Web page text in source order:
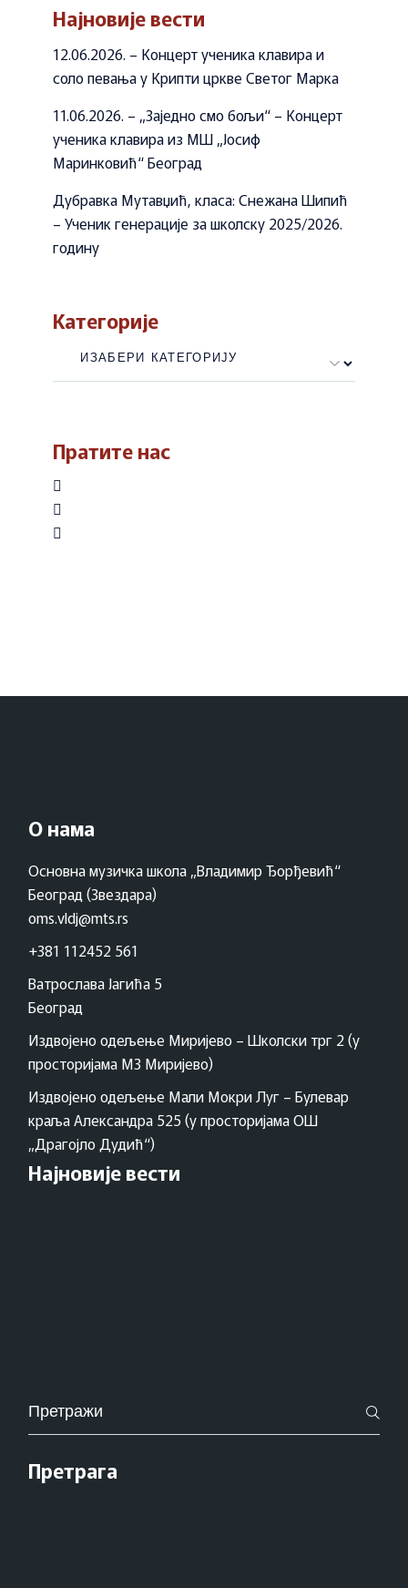
Најновије вести
12.06.2026. – Концерт ученика клавира и
соло певања у Крипти цркве Светог Марка
11.06.2026. – „Заједно смо бољи“ – Концерт
ученика клавира из МШ „Јосиф
Маринковић“ Београд
Дубравка Мутавџић, класа: Снежана Шипић
– Ученик генерације за школску 2025/2026.
годину
Категорије
Категорије
Пратите нас
О нама
Основна музичка школа „Владимир Ђорђевић“
Београд (Звездара)
oms.vldj@mts.rs
+381 112452 561
Ватрослава Јагића 5
Београд
Издвојено одељење Миријево – Школски трг 2 (у
просторијама МЗ Миријево)
Издвојено одељење Мали Мокри Луг – Булевар
краља Александра 525 (у просторијама ОШ
„Драгојло Дудић“)
Најновије вести
Pretraži
za:
Претрага